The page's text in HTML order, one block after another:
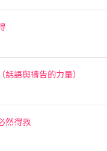
語與禱告的力量）
然得救